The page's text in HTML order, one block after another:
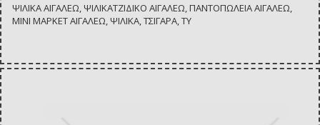
ΨΙΛΙΚΑ ΑΙΓΑΛΕΩ, ΨΙΛΙΚΑΤΖΙΔΙΚΟ ΑΙΓΑΛΕΩ, ΠΑΝΤΟΠΩΛΕΙΑ ΑΙΓΑΛΕΩ,
ΜΙΝΙ ΜΑΡΚΕΤ ΑΙΓΑΛΕΩ, ΨΙΛΙΚΑ, ΤΣΙΓΑΡΑ, ΤΥ